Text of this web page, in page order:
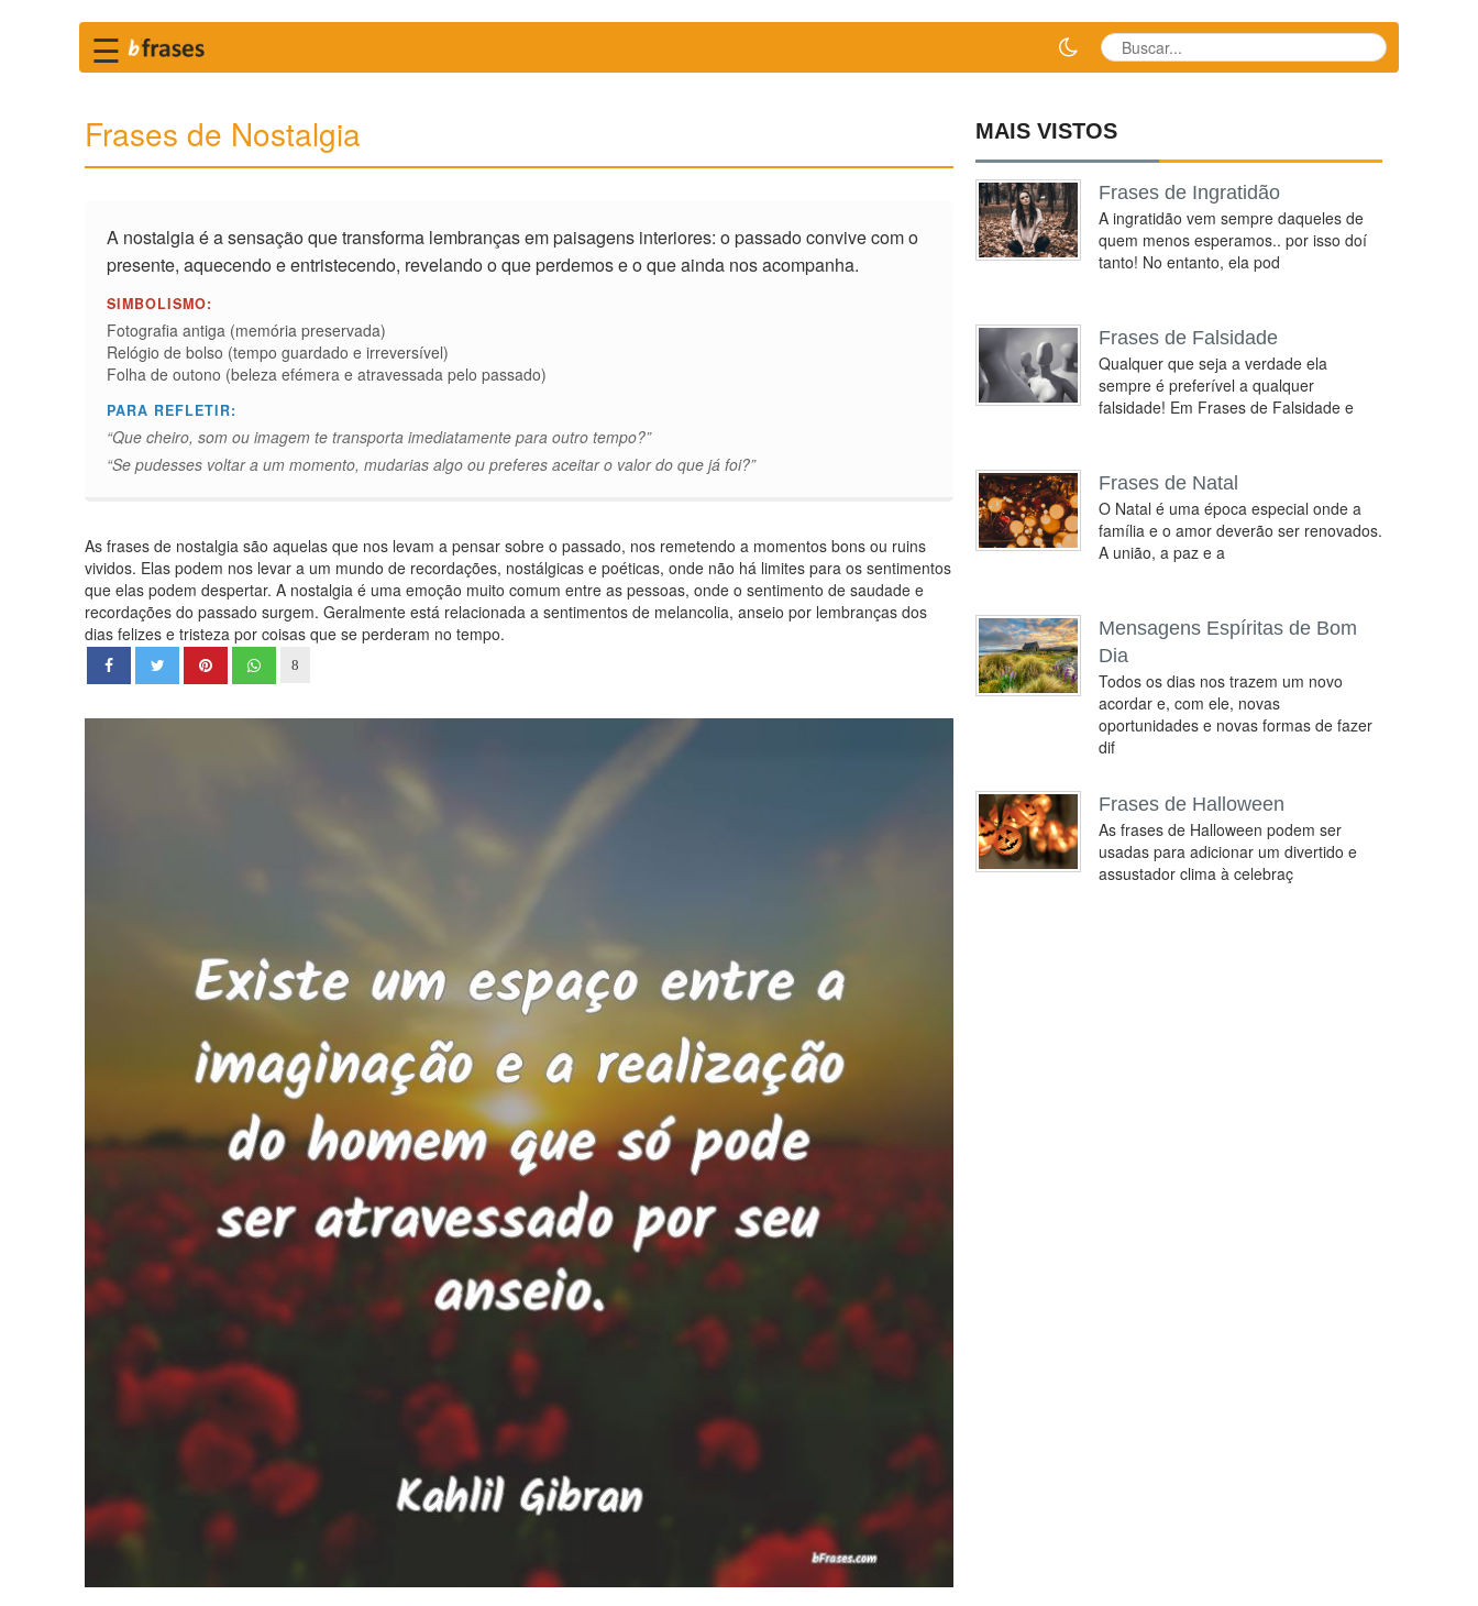
☰
Frases de Nostalgia
A nostalgia é a sensação que transforma lembranças em paisagens interiores: o passado convive com o
presente, aquecendo e entristecendo, revelando o que perdemos e o que ainda nos acompanha.
SIMBOLISMO:
Fotografia antiga (memória preservada)
Relógio de bolso (tempo guardado e irreversível)
Folha de outono (beleza efémera e atravessada pelo passado)
PARA REFLETIR:
“Que cheiro, som ou imagem te transporta imediatamente para outro tempo?”
“Se pudesses voltar a um momento, mudarias algo ou preferes aceitar o valor do que já foi?”
As frases de nostalgia são aquelas que nos levam a pensar sobre o passado, nos remetendo a momentos bons ou ruins
vividos. Elas podem nos levar a um mundo de recordações, nostálgicas e poéticas, onde não há limites para os sentimentos
que elas podem despertar. A nostalgia é uma emoção muito comum entre as pessoas, onde o sentimento de saudade e
recordações do passado surgem. Geralmente está relacionada a sentimentos de melancolia, anseio por lembranças dos
dias felizes e tristeza por coisas que se perderam no tempo.
8
MAIS VISTOS
Frases de Ingratidão
A ingratidão vem sempre daqueles de
quem menos esperamos.. por isso doí
tanto! No entanto, ela pod
Frases de Falsidade
Qualquer que seja a verdade ela
sempre é preferível a qualquer
falsidade! Em Frases de Falsidade e
Frases de Natal
O Natal é uma época especial onde a
família e o amor deverão ser renovados.
A união, a paz e a
Mensagens Espíritas de Bom
Dia
Todos os dias nos trazem um novo
acordar e, com ele, novas
oportunidades e novas formas de fazer
dif
Frases de Halloween
As frases de Halloween podem ser
usadas para adicionar um divertido e
assustador clima à celebraç